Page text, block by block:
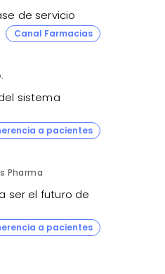
de servicio
Canal Farmacias
sistema
a pacientes
Pharma
ser el futuro de
a pacientes